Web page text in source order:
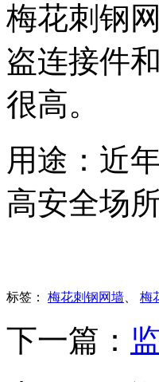
梅花刺钢
盗连接件
很高。
用途：近
高安全场所
标签： 梅花刺钢网墙、 梅
下一篇：